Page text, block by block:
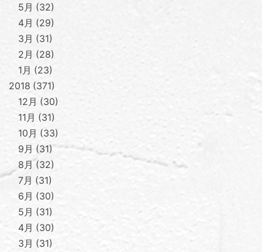
5月
32
4月
29
3月
31
2月
28
1月
23
2018 371
12月
30
11月
31
10月
33
9月
31
8月
32
7月
31
6月
30
5月
31
4月
30
3月
31